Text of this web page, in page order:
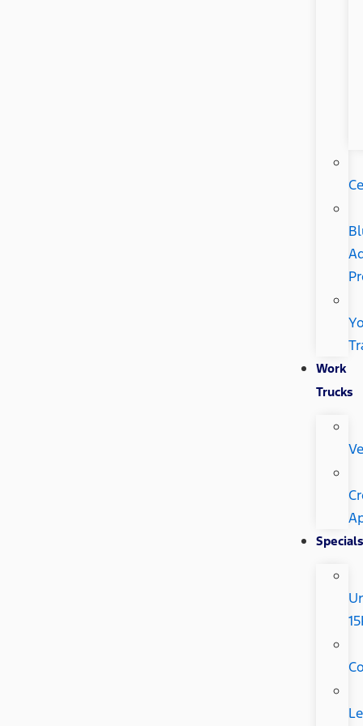
Work
Trucks
Specials